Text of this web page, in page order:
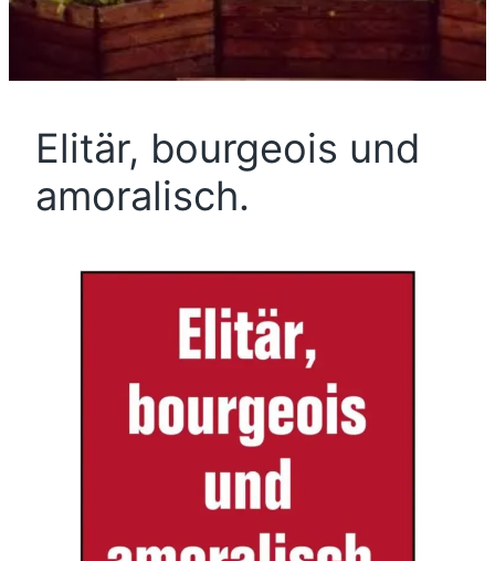
Elitär, bourgeois und
amoralisch.